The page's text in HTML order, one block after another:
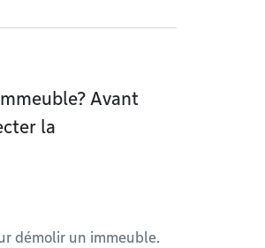
Avant
la
démolir un immeuble.